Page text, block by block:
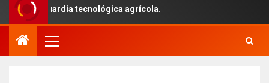
tecnológica agrícola.